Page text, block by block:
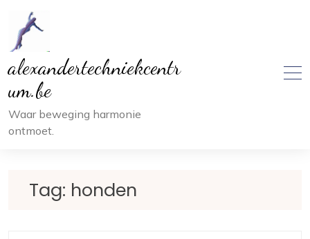
inhoud
alexandertechniekcentr
um.be
Waar beweging harmonie
ontmoet.
Tag: honden